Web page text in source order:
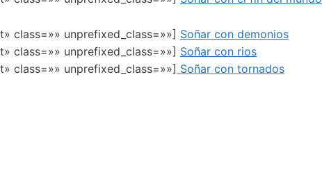
class=»» unprefixed_class=»»] Soñar con demonios
class=»» unprefixed_class=»»] Soñar con rios
class=»» unprefixed_class=»»] Soñar con tornados